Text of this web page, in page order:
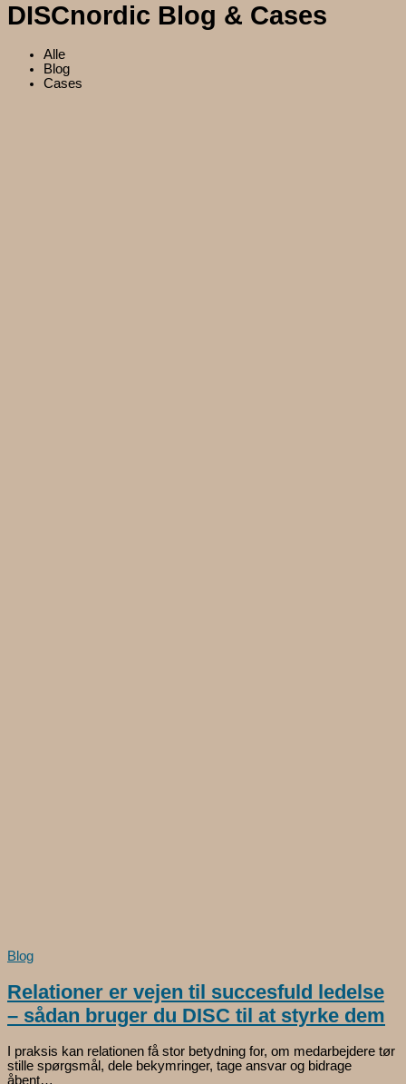
DISCnordic Blog & Cases
Alle
Blog
Cases
Blog
Relationer er vejen til succesfuld ledelse
– sådan bruger du DISC til at styrke dem
I praksis kan relationen få stor betydning for, om medarbejdere tør
stille spørgsmål, dele bekymringer, tage ansvar og bidrage
åbent…